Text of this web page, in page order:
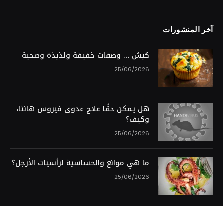
آخر المنشورات
كيش … وصفات خفيفة ولذيذة وصحية
25/06/2026
هل يمكن حقًا علاج عدوى فيروس هانتا،
وكيف؟
25/06/2026
ما هي موانع والحساسية لرأسيات الأرجل؟
25/06/2026